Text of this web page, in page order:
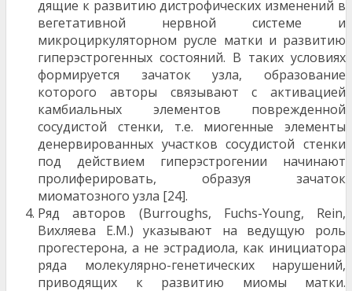
дящие к развитию дистрофических изменений в
вегетативной нервной системе и
микроциркуляторном русле матки и развитию
гиперэстрогенных состояний. В таких условиях
фор­мируется зачаток узла, образование
которого авторы связывают с активацией
камбиальных элементов поврежденной
сосудистой стенки, т.е. миогенные элементы
денервированных участков сосудистой стенки
под действием гиперэстрогении начинают
пролиферировать, образуя зачаток
миоматозного узла [24].
Ряд авторов (Burroughs, Fuchs-Young, Rein,
Вихляева Е.М.) указывают на ведущую роль
прогестерона, а не эстрадиола, как инициато­ра
ряда молекулярно-генетических наруше­ний,
приводящих к развитию миомы матки.